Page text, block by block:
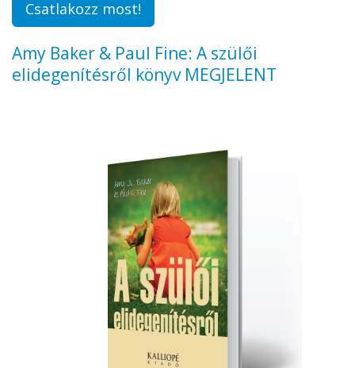
Csatlakozz most!
Amy Baker & Paul Fine: A szülői
elidegenítésről könyv MEGJELENT